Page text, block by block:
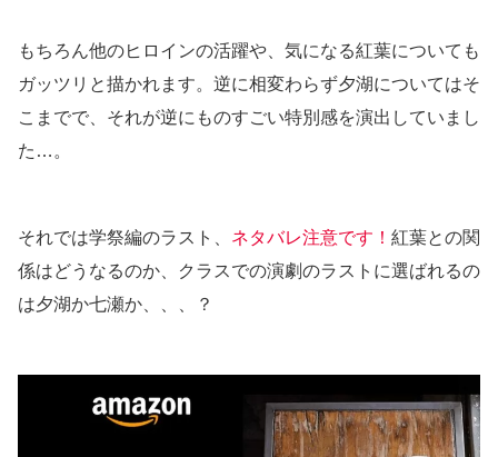
もちろん他のヒロインの活躍や、気になる紅葉についても
ガッツリと描かれます。逆に相変わらず夕湖についてはそ
こまでで、それが逆にものすごい特別感を演出していまし
た…。
それでは学祭編のラスト、 ネタバレ注意です！ 紅葉との関
係はどうなるのか、クラスでの演劇のラストに選ばれるの
は夕湖か七瀬か、、、？